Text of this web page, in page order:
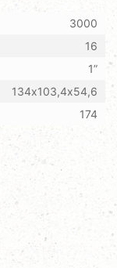
3000
16
1”
134х103,4х54,6
174